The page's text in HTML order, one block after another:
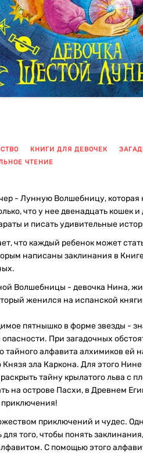
КНИГИ ДЛЯ ДЕВОЧЕК
ЧТЕНИЕ
- Лунную Волшебницу,
что у нее двенадцать кошек
и писать удивительные
что каждый ребенок может
написаны заклинания в
Волшебницы - девочка Нина,
женился на испанской
пятнышко в форме звезды -
При загадочных
тайного алфавита алхимиков ей
зла Каркона. Для этого
тайну крылатого льва с
на острове Пасхи, в Древнем
приключений и чудес.
для того, чтобы понять
С помощью этого